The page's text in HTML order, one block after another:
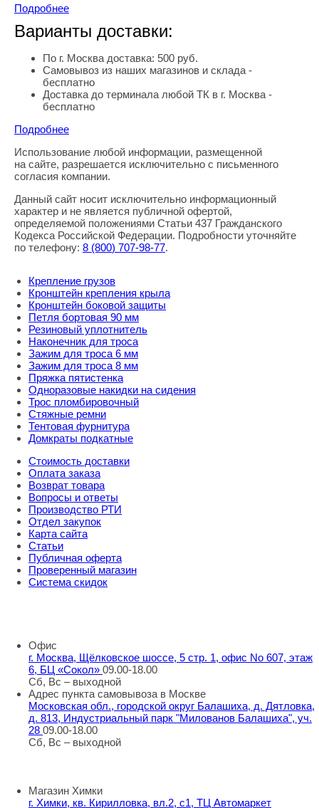
Подробнее
Варианты доставки:
По г. Москва доставка: 500 руб.
Самовывоз из наших магазинов и склада -
бесплатно
Доставка до терминала любой ТК в г. Москва -
бесплатно
Подробнее
Правовая информация
Использование любой информации, размещенной
на сайте, разрешается исключительно с письменного
согласия компании.
Данный сайт носит исключительно информационный
характер и не является публичной офертой,
определяемой положениями Статьи 437 Гражданского
Кодекса Российской Федерации. Подробности уточняйте
по телефону: 8 (800) 707-98-77.
Крепление грузов
Кронштейн крепления крыла
Кронштейн боковой защиты
Петля бортовая 90 мм
Резиновый уплотнитель
Наконечник для троса
Зажим для троса 6 мм
Зажим для троса 8 мм
Пряжка пятистенка
Одноразовые накидки на сидения
Трос пломбировочный
Стяжные ремни
Тентовая фурнитура
Домкраты подкатные
Стоимость доставки
Оплата заказа
Возврат товара
Вопросы и ответы
Производство РТИ
Отдел закупок
Карта сайта
Статьи
Публичная оферта
Проверенный магазин
Система скидок
Офис
г. Москва, Щёлковское шоссе, 5 стр. 1, офис No 607, этаж
6, БЦ «Сокол» 09.00-18.00
Сб, Вс – выходной
Адрес пункта самовывоза в Москве
Московская обл., городской округ Балашиха, д. Дятловка,
д. 813, Индустриальный парк "Милованов Балашиха", уч.
28 09.00-18.00
Сб, Вс – выходной
Магазин Химки
г. Химки, кв. Кирилловка, вл.2, с1, ТЦ Автомаркет